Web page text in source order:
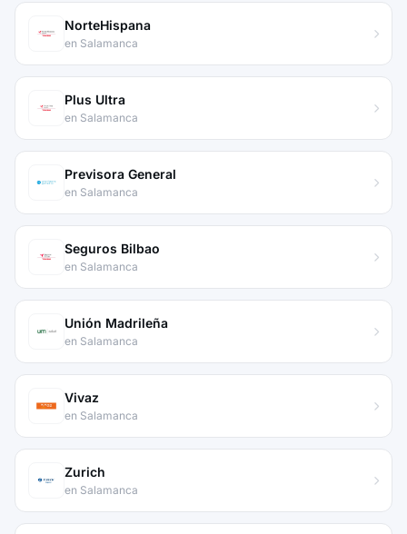
NorteHispana
en Salamanca
Plus Ultra
en Salamanca
Previsora General
en Salamanca
Seguros Bilbao
en Salamanca
Unión Madrileña
en Salamanca
Vivaz
en Salamanca
Zurich
en Salamanca